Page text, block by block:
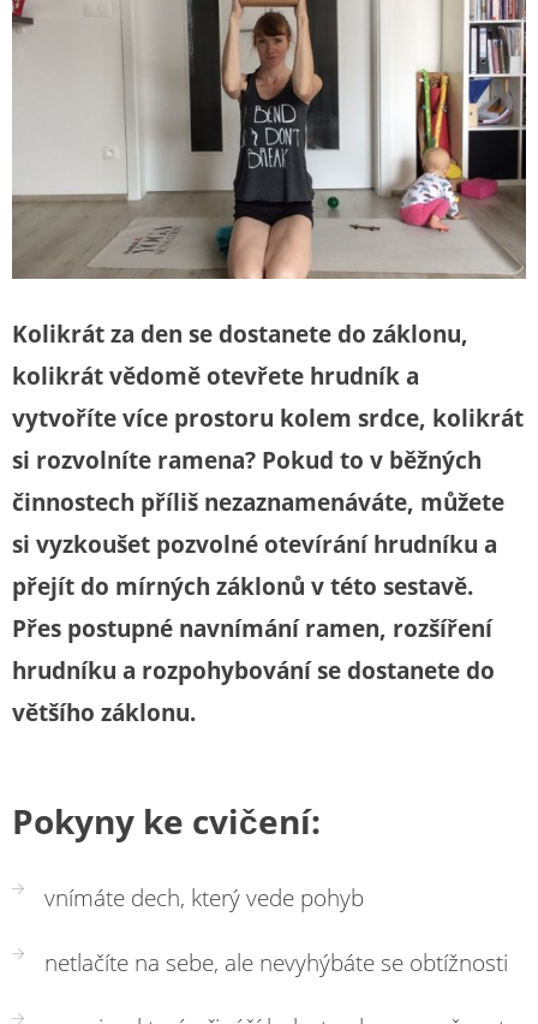
Kolikrát za den se dostanete do záklonu,
kolikrát vědomě otevřete hrudník a
vytvoříte více prostoru kolem srdce, kolikrát
si rozvolníte ramena? Pokud to v běžných
činnostech příliš nezaznamenáváte, můžete
si vyzkoušet pozvolné otevírání hrudníku a
přejít do mírných záklonů v této sestavě.
Přes postupné navnímání ramen, rozšíření
hrudníku a rozpohybování se dostanete do
většího záklonu.
Pokyny ke cvičení:
vnímáte dech, který vede pohyb
netlačíte na sebe, ale nevyhýbáte se obtížnosti